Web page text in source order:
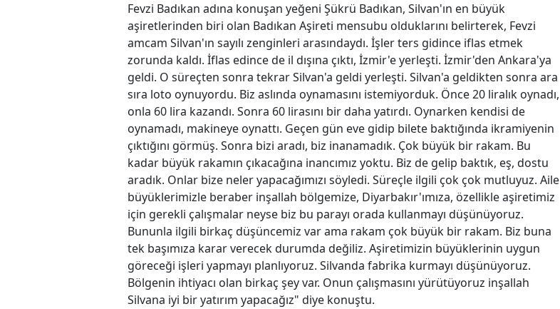
Fevzi Badıkan adına konuşan yeğeni Şükrü Badıkan, Silvan'ın en büyük
aşiretlerinden biri olan Badıkan Aşireti mensubu olduklarını belirterek, Fevzi
amcam Silvan'ın sayılı zenginleri arasındaydı. İşler ters gidince iflas etmek
zorunda kaldı. İflas edince de il dışına çıktı, İzmir'e yerleşti. İzmir'den Ankara'ya
geldi. O süreçten sonra tekrar Silvan'a geldi yerleşti. Silvan'a geldikten sonra ara
sıra loto oynuyordu. Biz aslında oynamasını istemiyorduk. Önce 20 liralık oynadı,
onla 60 lira kazandı. Sonra 60 lirasını bir daha yatırdı. Oynarken kendisi de
oynamadı, makineye oynattı. Geçen gün eve gidip bilete baktığında ikramiyenin
çıktığını görmüş. Sonra bizi aradı, biz inanamadık. Çok büyük bir rakam. Bu
kadar büyük rakamın çıkacağına inancımız yoktu. Biz de gelip baktık, eş, dostu
aradık. Onlar bize neler yapacağımızı söyledi. Süreçle ilgili çok çok mutluyuz. Aile
büyüklerimizle beraber inşallah bölgemize, Diyarbakır'ımıza, özellikle aşiretimiz
için gerekli çalışmalar neyse biz bu parayı orada kullanmayı düşünüyoruz.
Bununla ilgili birkaç düşüncemiz var ama rakam çok büyük bir rakam. Biz buna
tek başımıza karar verecek durumda değiliz. Aşiretimizin büyüklerinin uygun
göreceği işleri yapmayı planlıyoruz. Silvanda fabrika kurmayı düşünüyoruz.
Bölgenin ihtiyacı olan birkaç şey var. Onun çalışmasını yürütüyoruz inşallah
Silvana iyi bir yatırım yapacağız" diye konuştu.